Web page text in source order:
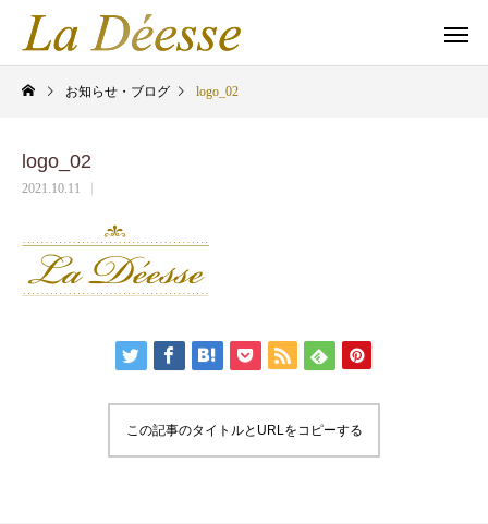
お知らせ・ブログ logo_02
logo_02
2021.10.11
この記事のタイトルとURLをコピーする